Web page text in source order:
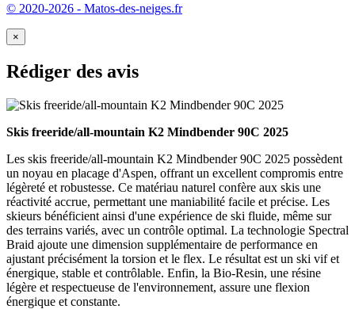
© 2020-2026 - Matos-des-neiges.fr
×
Rédiger des avis
Skis freeride/all-mountain K2 Mindbender 90C 2025
Les skis freeride/all-mountain K2 Mindbender 90C 2025 possèdent
un noyau en placage d'Aspen, offrant un excellent compromis entre
légèreté et robustesse. Ce matériau naturel confère aux skis une
réactivité accrue, permettant une maniabilité facile et précise. Les
skieurs bénéficient ainsi d'une expérience de ski fluide, même sur
des terrains variés, avec un contrôle optimal. La technologie Spectral
Braid ajoute une dimension supplémentaire de performance en
ajustant précisément la torsion et le flex. Le résultat est un ski vif et
énergique, stable et contrôlable. Enfin, la Bio-Resin, une résine
légère et respectueuse de l'environnement, assure une flexion
énergique et constante.